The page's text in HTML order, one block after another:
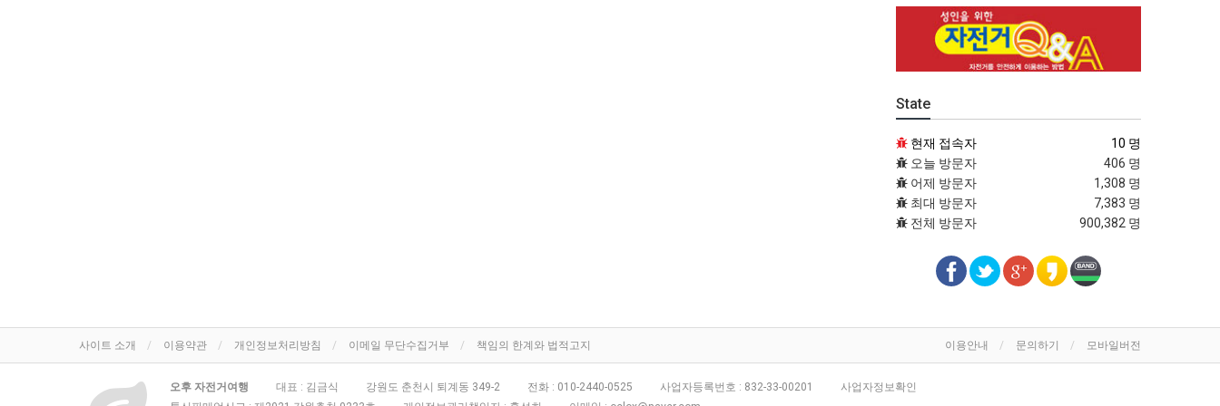
State
현재 접속자
10 명
오늘 방문자
406 명
어제 방문자
1,308 명
최대 방문자
7,383 명
전체 방문자
900,382 명
사이트 소개 이용약관 개인정보처리방침 이메일 무단수집거부 책임의 한계와 법적고지 이용안내 문의하기 모바일버전
오후 자전거여행 대표 : 김금식 강원도 춘천시 퇴계동 349-2 전화 : 010-2440-0525 사업자등록번호 : 832-33-00201
사업자정보확인